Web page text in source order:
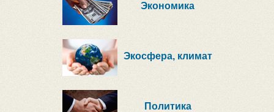
Экономика
Экосфера, климат
Политика